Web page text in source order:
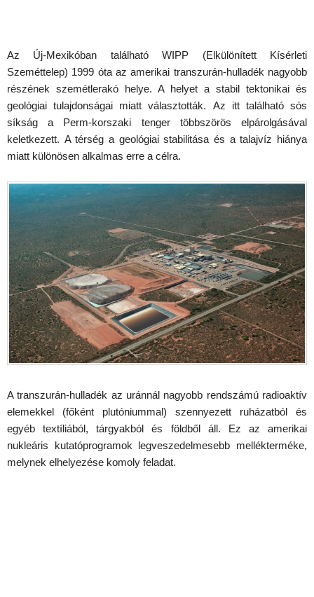
Az Új-Mexikóban található WIPP (Elkülönített Kísérleti
Szeméttelep) 1999 óta az amerikai transzurán-hulladék nagyobb
részének szemétlerakó helye. A helyet a stabil tektonikai és
geológiai tulajdonságai miatt választották. Az itt található sós
síkság a Perm-korszaki tenger többszörös elpárolgásával
keletkezett. A térség a geológiai stabilitása és a talajvíz hiánya
miatt különösen alkalmas erre a célra.
A transzurán-hulladék az uránnál nagyobb rendszámú radioaktív
elemekkel (főként plutóniummal) szennyezett ruházatból és
egyéb textíliából, tárgyakból és földből áll. Ez az amerikai
nukleáris kutatóprogramok legveszedelmesebb mellékterméke,
melynek elhelyezése komoly feladat.